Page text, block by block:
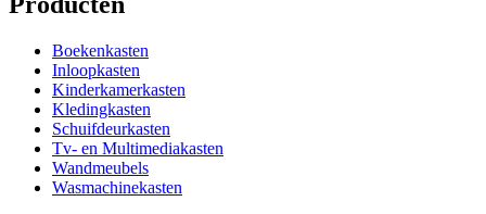
Boekenkasten
Inloopkasten
Kinderkamerkasten
Kledingkasten
Schuifdeurkasten
Tv- en Multimediakasten
Wandmeubels
Wasmachinekasten